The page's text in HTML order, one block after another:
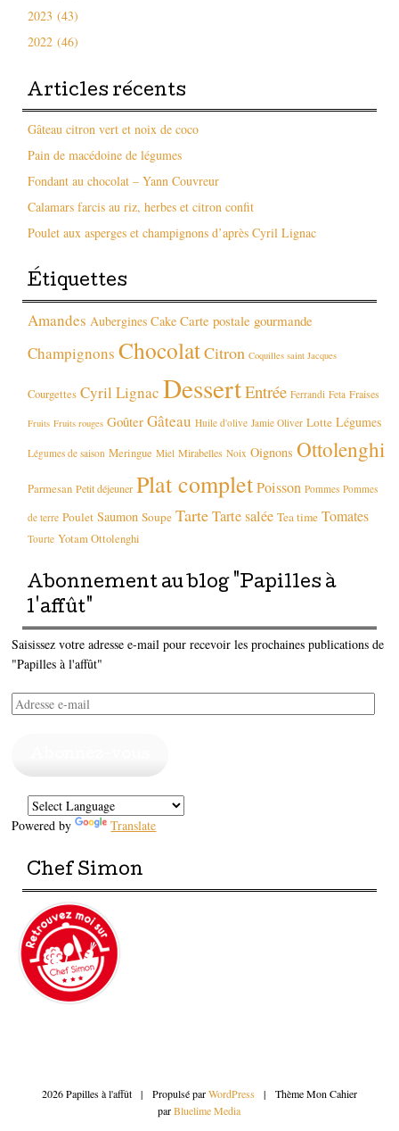
2023 (43)
2022 (46)
Articles récents
Gâteau citron vert et noix de coco
Pain de macédoine de légumes
Fondant au chocolat – Yann Couvreur
Calamars farcis au riz, herbes et citron confit
Poulet aux asperges et champignons d’après Cyril Lignac
Étiquettes
Amandes Aubergines Cake Carte postale gourmande
Champignons ChocolatCitron Coquilles saint Jacques
Courgettes Cyril Lignac DessertEntrée Ferrandi Feta Fraises
Fruits Fruits rouges Goûter Gâteau Huile d'olive Jamie Oliver Lotte Légumes
Légumes de saison Meringue Miel Mirabelles Noix Oignons Ottolenghi
Parmesan Petit déjeuner Plat completPoisson Pommes Pommes
de terre Poulet Saumon Soupe TarteTarte salée Tea time Tomates
Tourte Yotam Ottolenghi
Abonnement au blog "Papilles à
l'affût"
Saisissez votre adresse e-mail pour recevoir les prochaines publications de
"Papilles à l'affût"
Adresse
e-
Powered by Translate
Chef Simon
2026 Papilles à l'affût | Propulsé parWordPress |
Thème Mon Cahier
parBluelime Media